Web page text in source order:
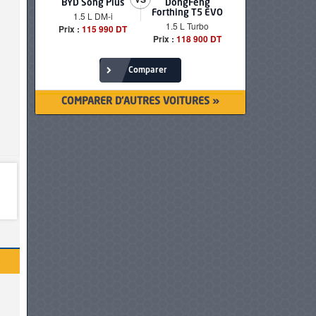
BYD Song Plus
1.5 L DM-i
Prix : 115 990 DT
DongFeng
Forthing T5 EVO
1.5 L Turbo
Prix : 118 900 DT
Comparer
COMPARER D'AUTRES VOITURES »